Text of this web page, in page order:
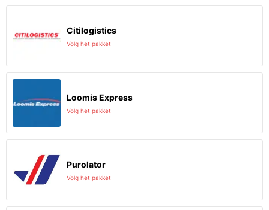
Citilogistics
Volg het pakket
Loomis Express
Volg het pakket
Purolator
Volg het pakket